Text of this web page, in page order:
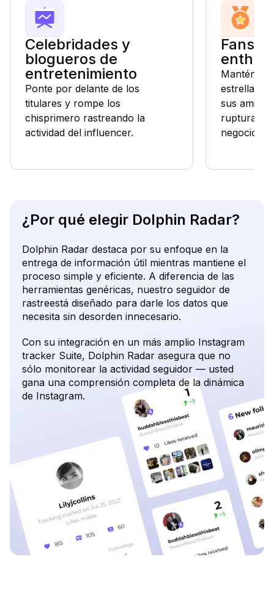
Celebridades y
blogueros de
entretenimiento
Ponte por delante de los
titulares y rompe los
chisprimero rastreando la
actividad del influencer.
Fans
estrellas
sus
rupturas y
negocios.
¿Por qué elegir Dolphin Radar?
Dolphin Radar destaca por su enfoque en la
entrega de información útil mientras mantiene el
proceso simple y eficiente. A diferencia de las
herramientas genéricas, nuestro seguidor de
rastreestá diseñado para darle los datos que
necesita sin desorden innecesario.
Con su integración en un más amplio Instagram
tracker Suite, Dolphin Radar asegura que no
sólo monitorear la actividad seguidor — usted
gana una comprensión completa de la dinámica
de Instagram.